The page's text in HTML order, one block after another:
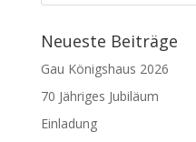
Neueste Beiträge
Gau Königshaus 2026
70 Jähriges Jubiläum
Einladung